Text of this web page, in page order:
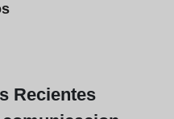
Recientes